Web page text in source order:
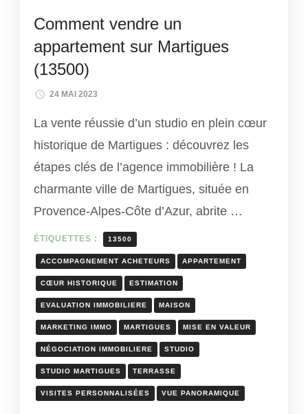
Comment vendre un
appartement sur Martigues
(13500)
24 MAI 2023
La vente réussie d’un studio en plein cœur
historique de Martigues : découvrez les
étapes clés de l’agence immobilière ! La
charmante ville de Martigues, située en
Provence-Alpes-Côte d’Azur, abrite …
ÉTIQUETTES : 13500
ACCOMPAGNEMENT ACHETEURS APPARTEMENT
CŒUR HISTORIQUE ESTIMATION
EVALUATION IMMOBILIERE MAISON
MARKETING IMMO MARTIGUES MISE EN VALEUR
NÉGOCIATION IMMOBILIERE STUDIO
STUDIO MARTIGUES TERRASSE
VISITES PERSONNALISÉES VUE PANORAMIQUE